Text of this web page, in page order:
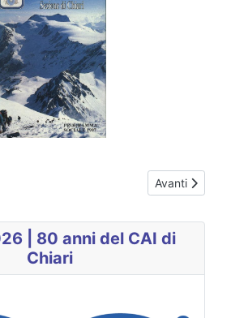
1998 Articolo
Avanti
| 80 anni del CAI di
Chiari